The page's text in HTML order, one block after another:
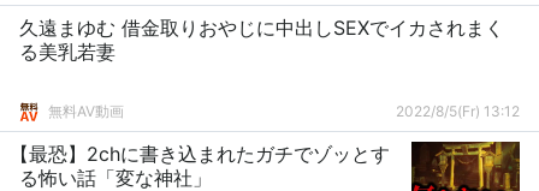
久遠まゆむ 借金取りおやじに中出しSEXでイカされまく
る美乳若妻
無料AV動画 2022/8/5(Fr) 13:12
【最恐】2chに書き込まれたガチでゾッとす
る怖い話「変な神社」